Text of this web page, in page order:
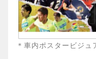
＊車内ポスタービジュ